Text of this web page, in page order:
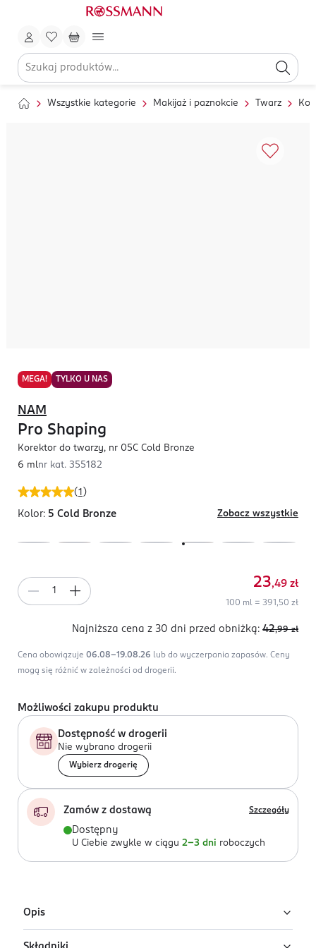
Wszystkie kategorie Makijaż i paznokcie Twarz
MEGA! TYLKO U NAS
(1 )
NAM
Pro Shaping
Korektor do twarzy, nr 05C Cold Bronze
6 mlnr kat. 355182
Kolor: 5 Cold Bronze Zobacz wszystkie
23,49 zł
100 ml = 391,50 zł
Najniższa cena z 30 dni przed obniżką: 42,99 zł
Cena obowiązuje 06.08-19.08.26 lub do wyczerpania zapasów. Ceny
mogą się różnić w zależności od drogerii.
Możliwości zakupu produktu
Dostępność w drogerii
Nie wybrano drogerii
Wybierz drogerię
Zamów z dostawą Szczegóły
Dostępny
U Ciebie zwykle w ciągu 2-3 dni roboczych
Opis